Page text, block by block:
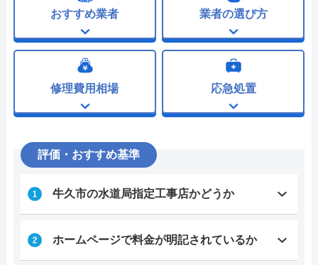
おすすめ業者 業者の選び方
修理費用相場 応急処置
評価・おすすめ基準
牛久市の水道局指定工事店かどうか
ホームページで料金が明記されているか